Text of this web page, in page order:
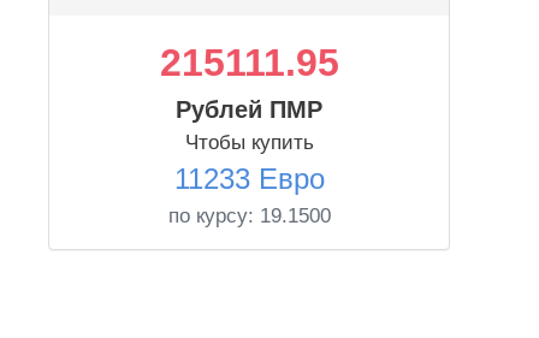
215111.95
Рублей ПМР
Чтобы купить
11233 Евро
по курсу: 19.1500